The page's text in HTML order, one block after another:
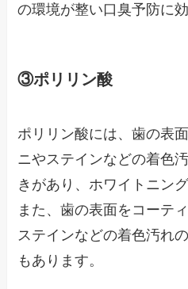
の環境が整い口臭予防に効
③ポリリン酸
ポリリン酸には、歯の表
ニやステインなどの着色
きがあり、ホワイトニン
また、歯の表面をコーテ
ステインなどの着色汚れ
もあります。